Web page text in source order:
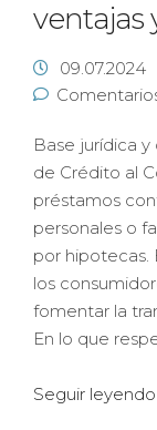
ventajas
09.07.2024
Base jurídica
de Crédito al
préstamos
personales o
por hipotecas.
los
fomentar la
En lo que
Seguir leyendo